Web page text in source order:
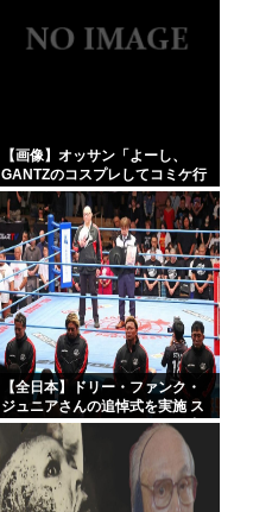
【画像】オッサン「よーし、
GANTZのコスプレしてコミケ行
くかー」
【全日本】ドリー・ファンク・
ジュニアさんの追悼式を実施 ス
ピニング・トー・ホールドも流
れる